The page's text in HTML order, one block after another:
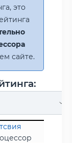
это
сайте.